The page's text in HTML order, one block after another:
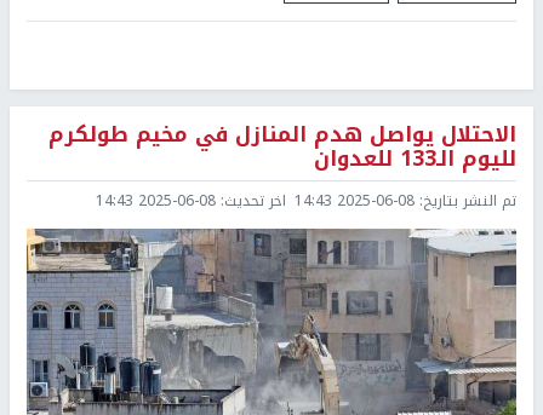
الاحتلال يواصل هدم المنازل في مخيم طولكرم
لليوم الـ133 للعدوان
تم النشر بتاريخ: 2025-06-08 14:43 اخر تحديث: 2025-06-08 14:43